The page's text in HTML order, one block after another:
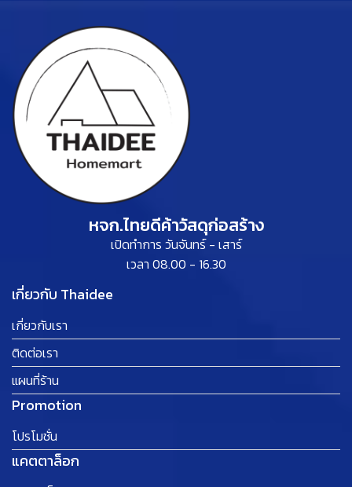
หจก.ไทยดีค้าวัสดุก่อสร้าง
เปิดทำการ วันจันทร์ - เสาร์
เวลา 08.00 - 16.30
เกี่ยวกับ Thaidee
เกี่ยวกับเรา
ติดต่อเรา
แผนที่ร้าน
Promotion
โปรโมชั่น
แคตตาล็อก